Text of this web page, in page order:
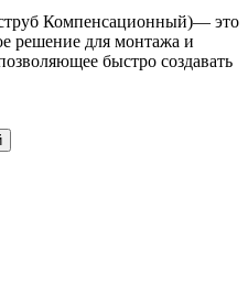
Компенсационный)— это
решение для монтажа и
быстро создавать